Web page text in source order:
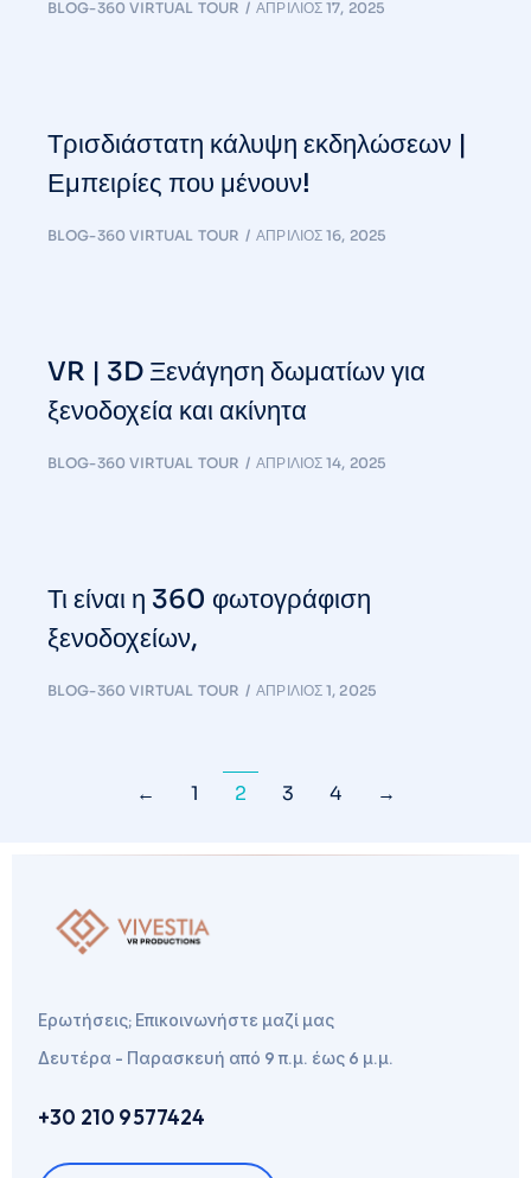
BLOG-360 VIRTUAL TOUR ΑΠΡΊΛΙΟΣ 17, 2025
Τρισδιάστατη κάλυψη εκδηλώσεων |
Εμπειρίες που μένουν!
BLOG-360 VIRTUAL TOUR ΑΠΡΊΛΙΟΣ 16, 2025
VR | 3D Ξενάγηση δωματίων για
ξενοδοχεία και ακίνητα
BLOG-360 VIRTUAL TOUR ΑΠΡΊΛΙΟΣ 14, 2025
Τι είναι η 360 φωτογράφιση
ξενοδοχείων,
BLOG-360 VIRTUAL TOUR ΑΠΡΊΛΙΟΣ 1, 2025
← 1 2 3 4 →
Ερωτήσεις; Επικοινωνήστε μαζί μας
Δευτέρα - Παρασκευή από 9 π.μ. έως 6 μ.μ.
+30 210 9577424